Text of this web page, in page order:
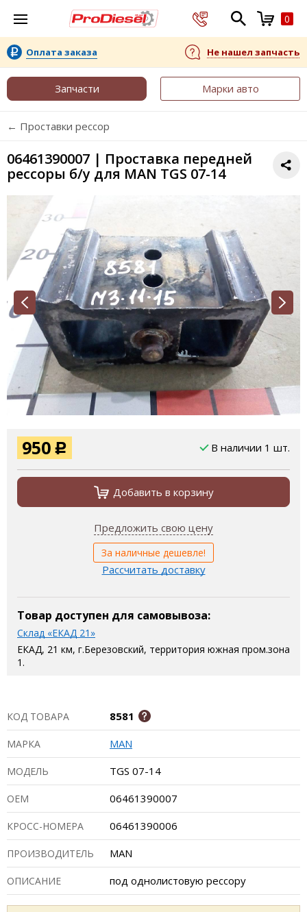
0
Оплата заказа Не нашел запчасть
Запчасти Марки авто
← Проставки рессор
06461390007 | Проставка передней
рессоры б/у для MAN TGS 07-14
950 Р В наличии 1 шт.
Добавить в корзину
Предложить свою цену
За наличные дешевле!
Рассчитать доставку
Товар доступен для самовывоза:
Склад «ЕКАД 21»
ЕКАД, 21 км, г.Березовский, территория южная пром.зона
1.
КОД ТОВАРА 8581
МАРКА MAN
МОДЕЛЬ TGS 07-14
ОЕМ 06461390007
КРОСС-НОМЕРА 06461390006
ПРОИЗВОДИТЕЛЬ MAN
ОПИСАНИЕ под однолистовую рессору